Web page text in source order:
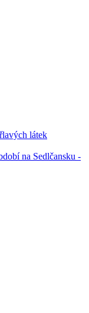
látek
na Sedlčansku -